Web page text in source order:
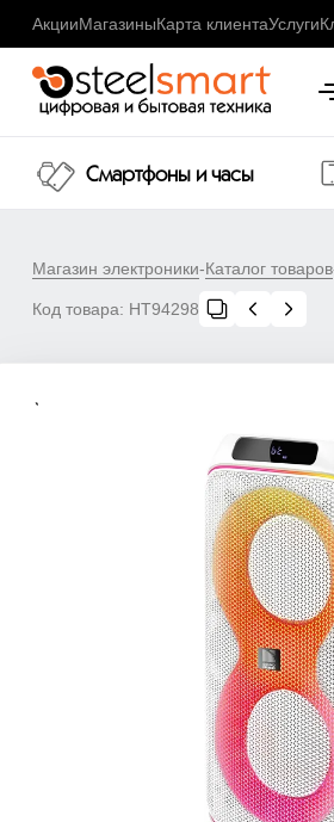
АкцииМагазиныКарта клиентаУслуги
Смартфоны и часы
Магазин электроники-Каталог товаров
Код товара: НТ94298